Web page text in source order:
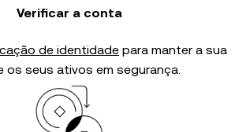
Verificar a conta
de identidade para manter a sua
os seus ativos em segurança.